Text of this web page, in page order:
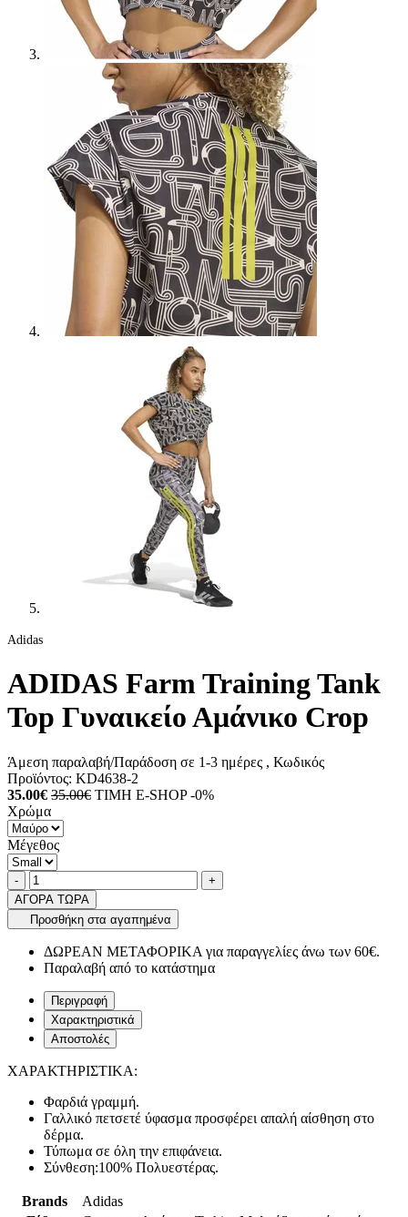
Adidas
ADIDAS Farm Training Tank
Top Γυναικείο Αμάνικο Crop
Άμεση παραλαβή/Παράδοση σε 1-3 ημέρες , Κωδικός
Προϊόντος: KD4638-2
35.00€ 35.00€ ΤΙΜΗ E-SHOP -0%
Χρώμα
Μέγεθος
Ποσότητα
-product.increase.quantity +
ΑΓΟΡΑ ΤΩΡΑ
Προσθήκη στα αγαπημένα
ΔΩΡΕΑΝ ΜΕΤΑΦΟΡΙΚΑ για παραγγελίες άνω των 60€.
Παραλαβή από το κατάστημα
Περιγραφή
Χαρακτηριστικά
Αποστολές
ΧΑΡΑΚΤΗΡΙΣΤΙΚΑ:
Φαρδιά γραμμή.
Γαλλικό πετσετέ ύφασμα προσφέρει απαλή αίσθηση στο
δέρμα.
Τύπωμα σε όλη την επιφάνεια.
Σύνθεση:100% Πολυεστέρας.
Brands
Adidas